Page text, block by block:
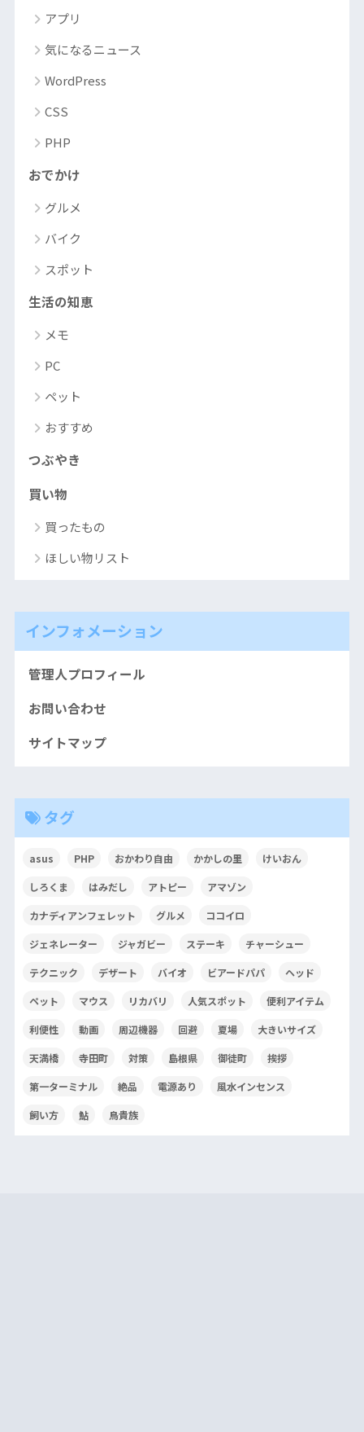
アプリ
気になるニュース
WordPress
CSS
PHP
おでかけ
グルメ
バイク
スポット
生活の知恵
メモ
PC
ペット
おすすめ
つぶやき
買い物
買ったもの
ほしい物リスト
インフォメーション
管理人プロフィール
お問い合わせ
サイトマップ
タグ
asus PHP おかわり自由 かかしの里 けいおん
しろくま はみだし アトピー アマゾン
カナディアンフェレット グルメ ココイロ
ジェネレーター ジャガビー ステーキ チャーシュー
テクニック デザート バイオ ビアードパパ ヘッド
ペット マウス リカバリ 人気スポット 便利アイテム
利便性 動画 周辺機器 回避 夏場 大きいサイズ
天満橋 寺田町 対策 島根県 御徒町 挨拶
第一ターミナル 絶品 電源あり 風水インセンス
飼い方 鮎 鳥貴族